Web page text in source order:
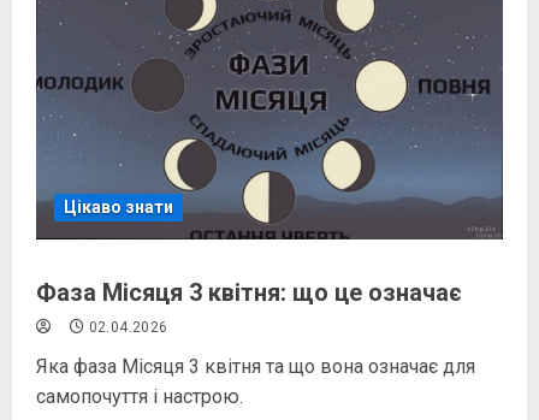
Цікаво знати
Фаза Місяця 3 квітня: що це означає
02.04.2026
Яка фаза Місяця 3 квітня та що вона означає для
самопочуття і настрою.